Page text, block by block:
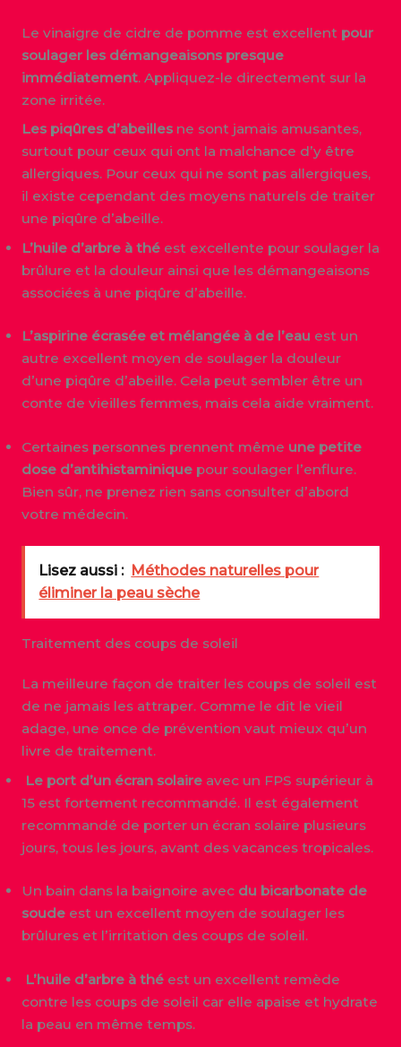
Le vinaigre de cidre de pomme est excellent pour
soulager les démangeaisons presque
immédiatement. Appliquez-le directement sur la
zone irritée.
Les piqûres d’abeilles ne sont jamais amusantes,
surtout pour ceux qui ont la malchance d’y être
allergiques. Pour ceux qui ne sont pas allergiques,
il existe cependant des moyens naturels de traiter
une piqûre d’abeille.
L’huile d’arbre à théest excellente pour soulager la
brûlure et la douleur ainsi que les démangeaisons
associées à une piqûre d’abeille.
L’aspirine écrasée et mélangée à de l’eau est un
autre excellent moyen de soulager la douleur
d’une piqûre d’abeille. Cela peut sembler être un
conte de vieilles femmes, mais cela aide vraiment.
Certaines personnes prennent même une petite
dose d’antihistaminiquepour soulager l’enflure.
Bien sûr, ne prenez rien sans consulter d’abord
votre médecin.
Lisez aussi :
Méthodes naturelles pour
éliminer la peau sèche
Traitement des coups de soleil
La meilleure façon de traiter les coups de soleil est
de ne jamais les attraper. Comme le dit le vieil
adage, une once de prévention vaut mieux qu’un
livre de traitement.
Le port d’un écran solaireavec un FPS supérieur à
15 est fortement recommandé. Il est également
recommandé de porter un écran solaire plusieurs
jours, tous les jours, avant des vacances tropicales.
Un bain dans la baignoire avec du bicarbonate de
soude est un excellent moyen de soulager les
brûlures et l’irritation des coups de soleil.
L’huile d’arbre à théest un excellent remède
contre les coups de soleil car elle apaise et hydrate
la peau en même temps.